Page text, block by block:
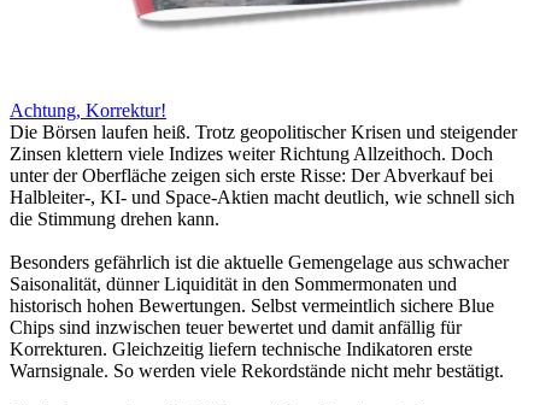
Achtung, Korrektur!
Die Börsen laufen heiß. Trotz geopolitischer Krisen und steigender
Zinsen klettern viele Indizes weiter Richtung Allzeithoch. Doch
unter der Oberfläche zeigen sich erste Risse: Der Abverkauf bei
Halbleiter-, KI- und Space-Aktien macht deutlich, wie schnell sich
die Stimmung drehen kann.
Besonders gefährlich ist die aktuelle Gemengelage aus schwacher
Saisonalität, dünner Liquidität in den Sommermonaten und
historisch hohen Bewertungen. Selbst vermeintlich sichere Blue
Chips sind inzwischen teuer bewertet und damit anfällig für
Korrekturen. Gleichzeitig liefern technische Indikatoren erste
Warnsignale. So werden viele Rekordstände nicht mehr bestätigt.